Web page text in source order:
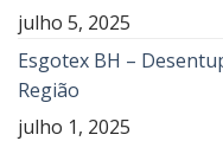
julho 5, 2025
Esgotex BH –
Região
julho 1, 2025